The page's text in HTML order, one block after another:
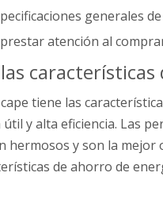
generales
atención al
tiene las
y alta eficiencia. Las
hermosos y son la
de ahorro de